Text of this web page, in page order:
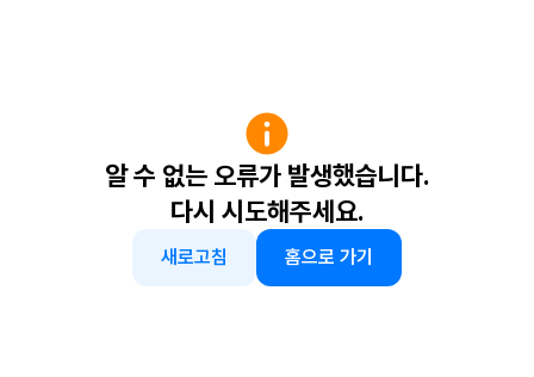
알 수 없는 오류가 발생했습니다.
다시 시도해주세요.
새로고침 홈으로 가기